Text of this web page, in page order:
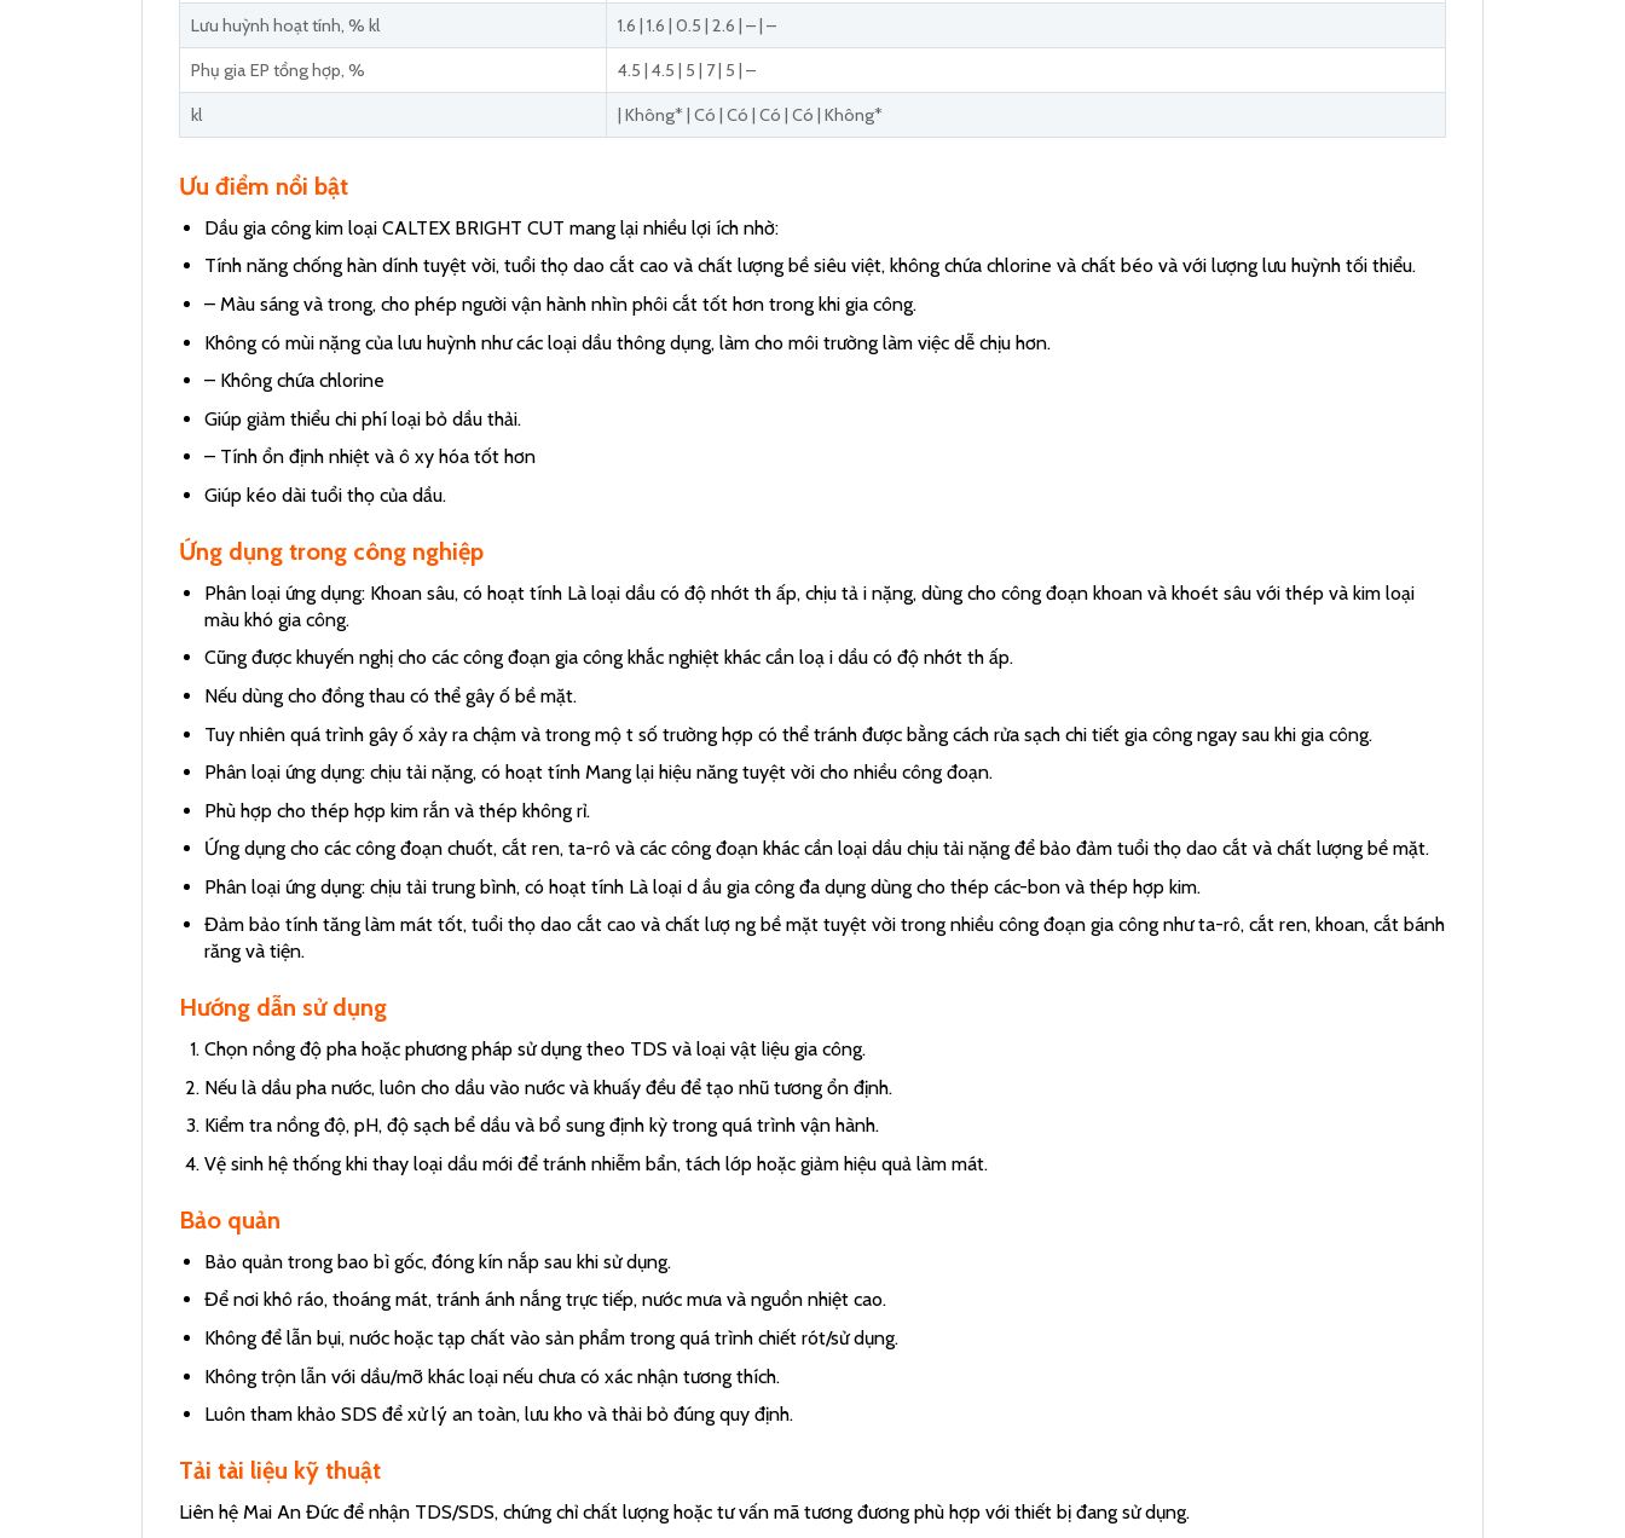
Lưu huỳnh hoạt tính, % kl 1.6 | 1.6 | 0.5 | 2.6 | – | –
Phụ gia EP tổng hợp, % 4.5 | 4.5 | 5 | 7 | 5 | –
kl | Không* | Có | Có | Có | Có | Không*
Ưu điểm nổi bật
Dầu gia công kim loại CALTEX BRIGHT CUT mang lại nhiều lợi ích nhờ:
Tính năng chống hàn dính tuyệt vời, tuổi thọ dao cắt cao và chất lượng bề siêu việt, không chứa chlorine và chất béo và với lượng lưu huỳnh tối thiểu.
– Màu sáng và trong, cho phép người vận hành nhìn phôi cắt tốt hơn trong khi gia công.
Không có mùi nặng của lưu huỳnh như các loại dầu thông dụng, làm cho môi trường làm việc dễ chịu hơn.
– Không chứa chlorine
Giúp giảm thiểu chi phí loại bỏ dầu thải.
– Tính ổn định nhiệt và ô xy hóa tốt hơn
Giúp kéo dài tuổi thọ của dầu.
Ứng dụng trong công nghiệp
Phân loại ứng dụng: Khoan sâu, có hoạt tính Là loại dầu có độ nhớt th ấp, chịu tả i nặng, dùng cho công đoạn khoan và khoét sâu với thép và kim loại
màu khó gia công.
Cũng được khuyến nghị cho các công đoạn gia công khắc nghiệt khác cần loạ i dầu có độ nhớt th ấp.
Nếu dùng cho đồng thau có thể gây ố bề mặt.
Tuy nhiên quá trình gây ố xảy ra chậm và trong mộ t số trường hợp có thể tránh được bằng cách rửa sạch chi tiết gia công ngay sau khi gia công.
Phân loại ứng dụng: chịu tải nặng, có hoạt tính Mang lại hiệu năng tuyệt vời cho nhiều công đoạn.
Phù hợp cho thép hợp kim rắn và thép không rỉ.
Ứng dụng cho các công đoạn chuốt, cắt ren, ta-rô và các công đoạn khác cần loại dầu chịu tải nặng để bảo đảm tuổi thọ dao cắt và chất lượng bề mặt.
Phân loại ứng dụng: chịu tải trung bình, có hoạt tính Là loại d ầu gia công đa dụng dùng cho thép các-bon và thép hợp kim.
Đảm bảo tính tăng làm mát tốt, tuổi thọ dao cắt cao và chất lượ ng bề mặt tuyệt vời trong nhiều công đoạn gia công như ta-rô, cắt ren, khoan, cắt bánh
răng và tiện.
Hướng dẫn sử dụng
Chọn nồng độ pha hoặc phương pháp sử dụng theo TDS và loại vật liệu gia công.
Nếu là dầu pha nước, luôn cho dầu vào nước và khuấy đều để tạo nhũ tương ổn định.
Kiểm tra nồng độ, pH, độ sạch bể dầu và bổ sung định kỳ trong quá trình vận hành.
Vệ sinh hệ thống khi thay loại dầu mới để tránh nhiễm bẩn, tách lớp hoặc giảm hiệu quả làm mát.
Bảo quản
Bảo quản trong bao bì gốc, đóng kín nắp sau khi sử dụng.
Để nơi khô ráo, thoáng mát, tránh ánh nắng trực tiếp, nước mưa và nguồn nhiệt cao.
Không để lẫn bụi, nước hoặc tạp chất vào sản phẩm trong quá trình chiết rót/sử dụng.
Không trộn lẫn với dầu/mỡ khác loại nếu chưa có xác nhận tương thích.
Luôn tham khảo SDS để xử lý an toàn, lưu kho và thải bỏ đúng quy định.
Tải tài liệu kỹ thuật
Liên hệ Mai An Đức để nhận TDS/SDS, chứng chỉ chất lượng hoặc tư vấn mã tương đương phù hợp với thiết bị đang sử dụng.